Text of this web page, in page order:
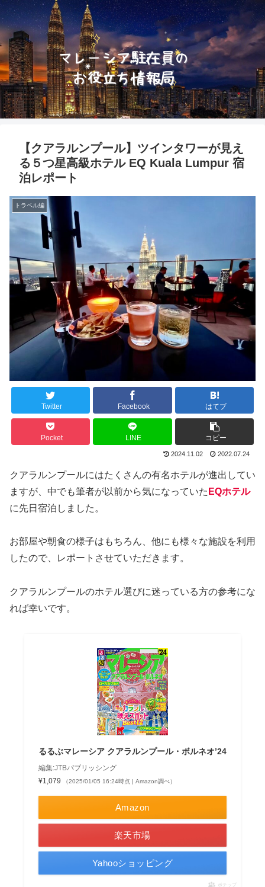
【クアラルンプール】ツインタワーが見え
る５つ星高級ホテル EQ Kuala Lumpur 宿
泊レポート
トラベル編
Twitter Facebook はてブ
Pocket LINE コピー
2024.11.02 2022.07.24
クアラルンプールにはたくさんの有名ホテルが進出してい
ますが、中でも筆者が以前から気になっていた EQホテル
に先日宿泊しました。
お部屋や朝食の様子はもちろん、他にも様々な施設を利用
したので、レポートさせていただきます。
クアラルンプールのホテル選びに迷っている方の参考にな
れば幸いです。
るるぶマレーシア クアラルンプール・ボルネオ’24
編集:JTBパブリッシング
¥1,079
（2025/01/05 16:24時点 | Amazon調べ）
Amazon
楽天市場
Yahooショッピング
ポチップ